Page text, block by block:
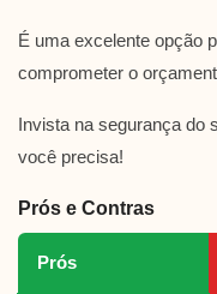
É uma excelente opção
comprometer o
Invista na segurança do
você precisa!
Prós e Contras
Prós